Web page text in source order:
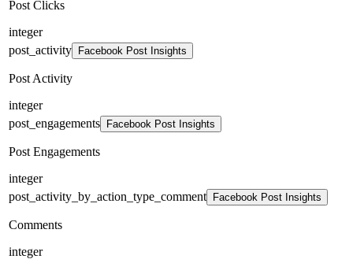
Post Clicks
integer
post_activity
Facebook Post Insights
Post Activity
integer
post_engagements
Facebook Post Insights
Post Engagements
integer
post_activity_by_action_type_comment
Facebook Post Insights
Comments
integer